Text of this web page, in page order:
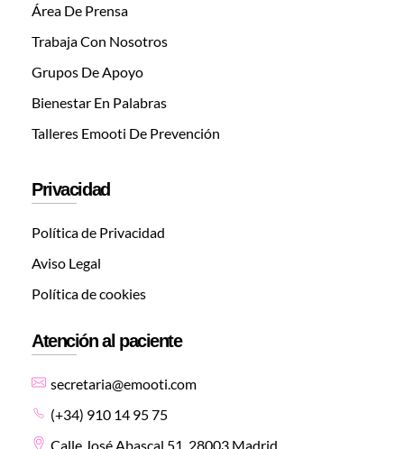
Área De Prensa
Trabaja Con Nosotros
Grupos De Apoyo
Bienestar En Palabras
Talleres Emooti De Prevención
Privacidad
Política de Privacidad
Aviso Legal
Política de cookies
Atención al paciente
secretaria@emooti.com
(+34) 910 14 95 75
Calle José Abascal 51, 28003 Madrid